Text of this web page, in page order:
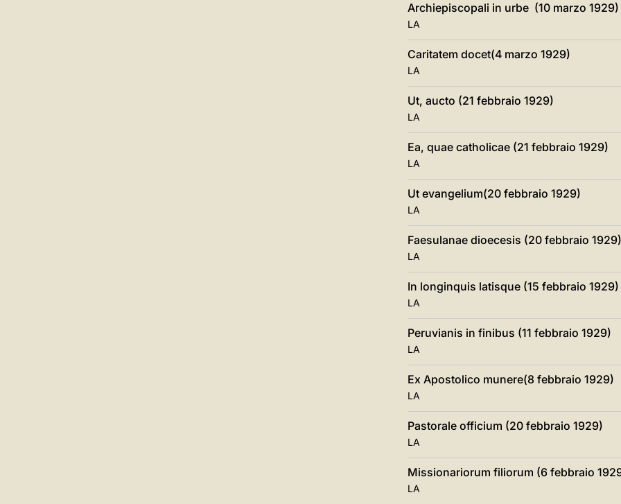
Archiepiscopali in urbe (10 marzo 1929)
LA
Caritatem docet(4 marzo 1929)
LA
Ut, aucto (21 febbraio 1929)
LA
Ea, quae catholicae (21 febbraio 1929)
LA
Ut evangelium(20 febbraio 1929)
LA
Faesulanae dioecesis (20 febbraio 1929)
LA
In longinquis latisque (15 febbraio 1929)
LA
Peruvianis in finibus (11 febbraio 1929)
LA
Ex Apostolico munere(8 febbraio 1929)
LA
Pastorale officium (20 febbraio 1929)
LA
Missionariorum filiorum (6 febbraio
LA